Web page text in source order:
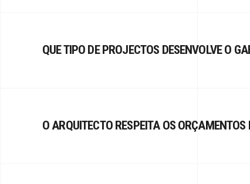
QUE TIPO DE PROJECTOS DESENVOLVE O
O ARQUITECTO RESPEITA OS